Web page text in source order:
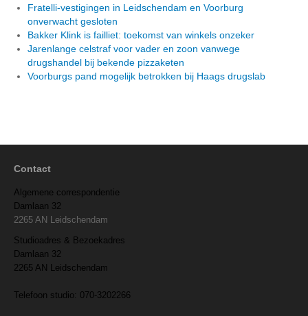
Fratelli-vestigingen in Leidschendam en Voorburg
onverwacht gesloten
Bakker Klink is failliet: toekomst van winkels onzeker
Jarenlange celstraf voor vader en zoon vanwege
drugshandel bij bekende pizzaketen
Voorburgs pand mogelijk betrokken bij Haags drugslab
Contact
Algemene correspondentie
Damlaan 32
2265 AN Leidschendam
Studioadres & Bezoekadres
Damlaan 32
2265 AN Leidschendam
Telefoon studio: 070-3202266